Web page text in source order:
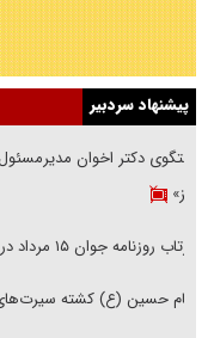
پیشنهاد سردبیر
گفتگوی دکتر اخوان
هرمز»
بازتاب روزنامه جوان ۱۵ مرداد در شبکه خبر
امام حسین (ع) کشته